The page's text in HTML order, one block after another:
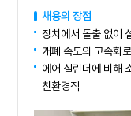
채용의 장점
장치에서 돌출 없이
개폐 속도의 고속화
에어 실린더에 비해
친환경적